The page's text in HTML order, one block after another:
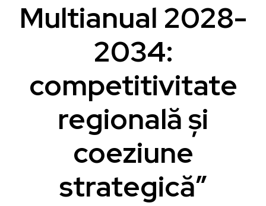
Multianual 2028-
2034:
competitivitate
regională și
coeziune
strategică”